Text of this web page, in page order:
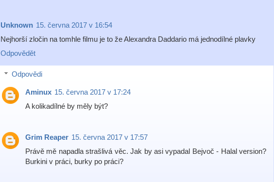
Unknown 15. června 2017 v 16:54
Nejhorší zločin na tomhle filmu je to že Alexandra Daddario má jednodílné plavky
Odpovědět
Odpovědi
Aminux 15. června 2017 v 17:24
A kolikadílné by měly být?
Grim Reaper 15. června 2017 v 17:57
Právě mě napadla strašlivá věc. Jak by asi vypadal Bejvoč - Halal version?
Burkini v práci, burky po práci?